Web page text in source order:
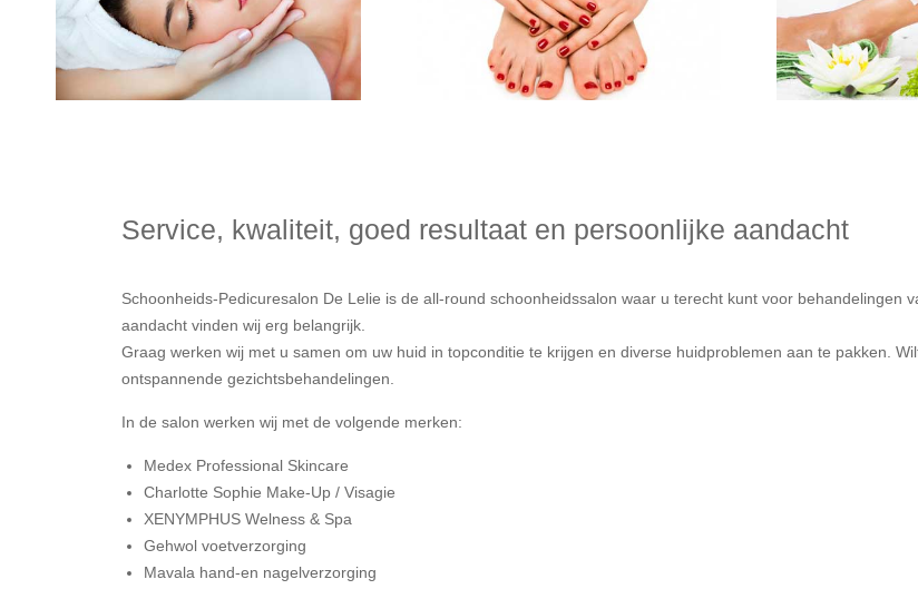
Service, kwaliteit, goed resultaat en persoonlijke aandacht
Schoonheids-Pedicuresalon De Lelie is de all-round schoonheidssalon waar u terecht kunt voor behandelingen
aandacht vinden wij erg belangrijk.
Graag werken wij met u samen om uw huid in topconditie te krijgen en diverse huidproblemen aan te pakken.
ontspannende gezichtsbehandelingen.
In de salon werken wij met de volgende merken:
Medex Professional Skincare
Charlotte Sophie Make-Up / Visagie
XENYMPHUS Welness & Spa
Gehwol voetverzorging
Mavala hand-en nagelverzorging